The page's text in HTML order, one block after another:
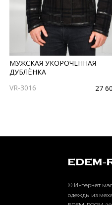
МУЖСКАЯ УКОРОЧЕННАЯ
ДУБЛЁНКА
VR-3016
27
© Интернет
одежды из